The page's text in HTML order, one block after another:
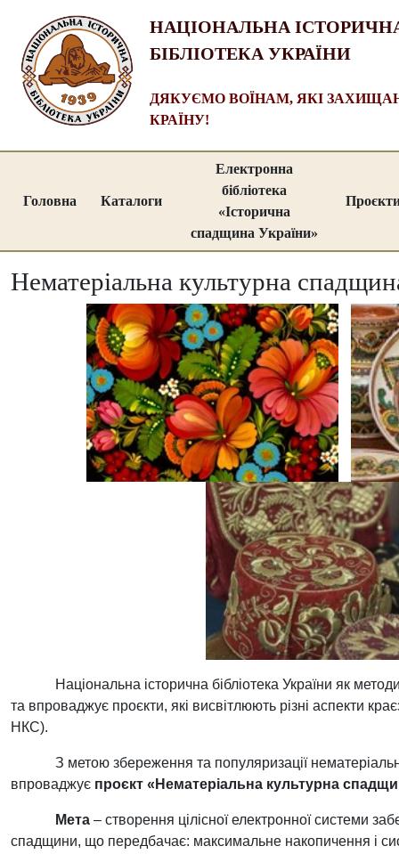
НАЦІОНАЛЬНА
БІБЛІОТЕКА УКРАЇНИ
ДЯКУЄМО ВОЇНАМ, ЯКІ
КРАЇНУ!
Головна Каталоги
Електронна
бібліотека
«Історична
спадщина України»
Нематеріальна культурна
Національна історична бібліотека України як
та впроваджує проєкти, які висвітлюють різні аспекти
НКС).
З метою збереження та популяризації
впроваджує проєкт «Нематеріальна культурна
Мета – створення цілісної електронної системи
спадщини, що передбачає: максимальне накопичення і